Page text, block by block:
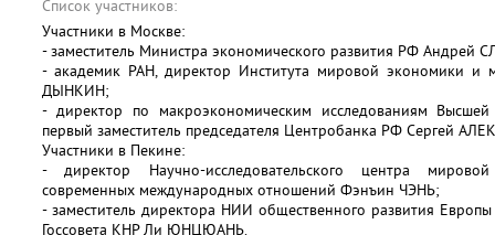
Список участников:
Участники в Москве:
- заместитель Министра экономического развития РФ Андрей
- академик РАН, директор Института мировой экономики и
ДЫНКИН;
- директор по макроэкономическим исследованиям
первый заместитель председателя Центробанка РФ Сергей
Участники в Пекине:
- директор Научно-исследовательского центра
современных международных отношений Фэнъин ЧЭНЬ;
- заместитель директора НИИ общественного развития
Госсовета КНР Ли ЮНЦЮАНЬ.